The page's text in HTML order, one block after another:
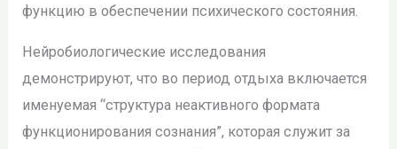
функцию в обеспечении психического состояния.
Нейробиологические исследования
демонстрируют, что во период отдыха включается
именуемая “структура неактивного формата
функционирования сознания”, которая служит за